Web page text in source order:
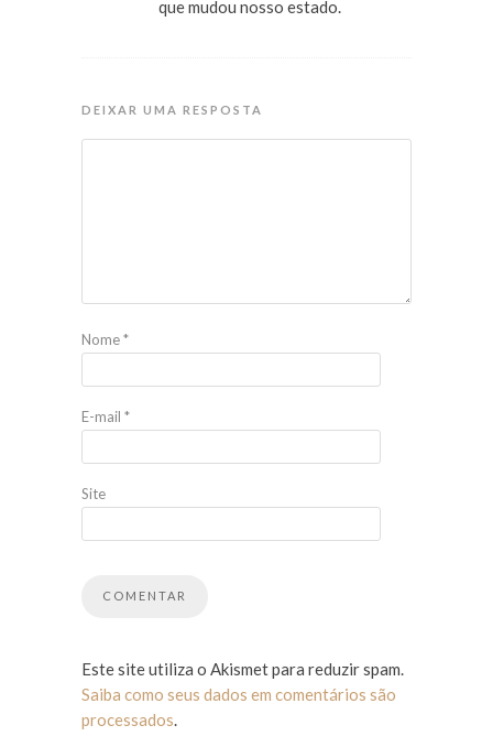
que mudou nosso estado.
DEIXAR UMA RESPOSTA
Nome*
E-mail *
Site
Este site utiliza o Akismet para reduzir spam.
Saiba como seus dados em comentários são
processados.